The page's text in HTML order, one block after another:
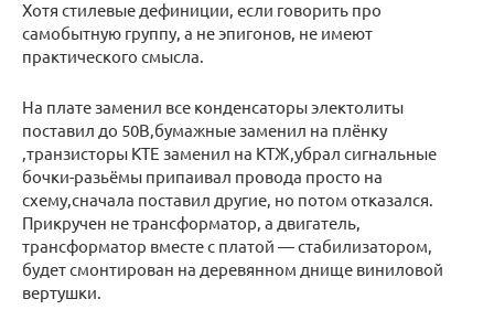
Хотя стилевые дефиниции, если говорить про
самобытную группу, а не эпигонов, не имеют
практического смысла.
На плате заменил все конденсаторы электолиты
поставил до 50В,бумажные заменил на плёнку
,транзисторы КТЕ заменил на КТЖ,убрал сигнальные
бочки-разьёмы припаивал провода просто на
схему,сначала поставил другие, но потом отказался.
Прикручен не трансформатор, а двигатель,
трансформатор вместе с платой — стабилизатором,
будет смонтирован на деревянном днище виниловой
вертушки.